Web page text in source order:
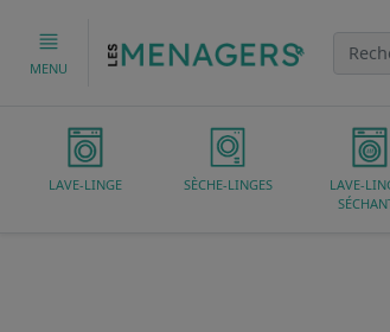
MENU
LAVE-LINGE SÈCHE-LINGES
LAVE-